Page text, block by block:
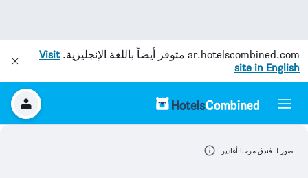
ar.hotelscombined.com متوفر أيضاً باللغة الإنجليزية.Visit
site in English
صور لـ فندق مرحبا أغادير